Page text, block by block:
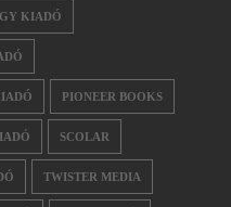
KIADÓ
PIONEER BOOKS
SCOLAR
TWISTER MEDIA